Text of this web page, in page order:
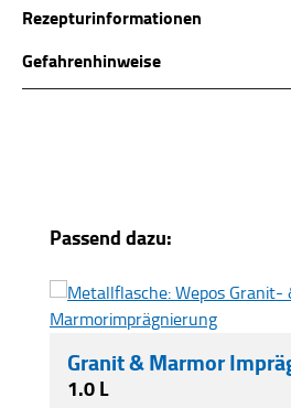
Rezepturinformationen
Gefahrenhinweise
Produktgalerie überspringen
Passend dazu:
Granit & Marmor
1.0 L